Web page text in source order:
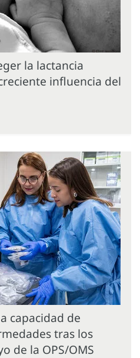
la lactancia
influencia del
capacidad de
tras los
de la OPS/OMS